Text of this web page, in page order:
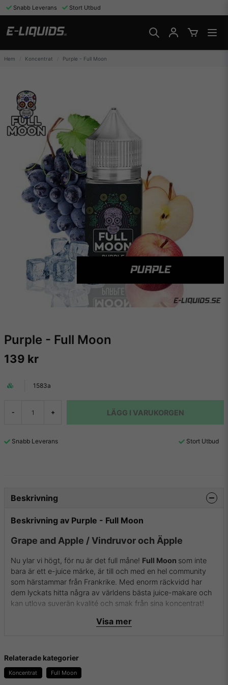
Snabb Leverans Stort Utbud
Hem Koncentrat Purple - Full Moon
Purple - Full Moon
139 kr
1583a
- + LÄGG I VARUKORGEN
Snabb Leverans Stort Utbud
Beskrivning
Beskrivning av Purple - Full Moon
Grape and Apple / Vindruvor och Äpple
Nu ylar vi högt, för nu är det full måne! Full Moon som inte
bara är ett e-juice märke, är till och med en hel community
som härstammar från Frankrike. Med enorm räckvidd har
dem lyckats hitta några av världens bästa juice-makare och
kan utlova suverän kvalité och smak från sina koncentrat!
Flaskan innehåller 30ml koncentrat i 100% PG.
E-Liquids.se
Visa mer
Relaterade kategorier
Koncentrat Full Moon